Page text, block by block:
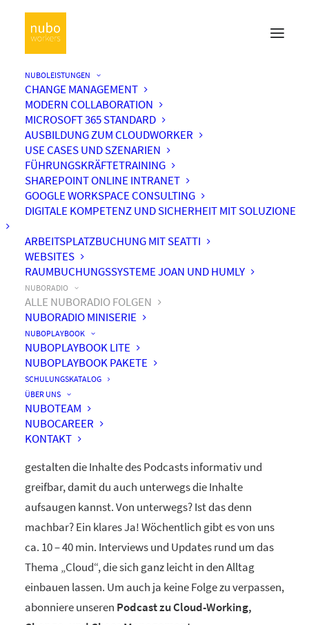
NUBOLEISTUNGEN
CHANGE MANAGEMENT
MODERN COLLABORATION
MICROSOFT 365 STANDARD
AUSBILDUNG ZUM CLOUDWORKER
USE CASES UND SZENARIEN
FÜHRUNGSKRÄFTETRAINING
SHAREPOINT ONLINE INTRANET
GOOGLE WORKSPACE CONSULTING
DIGITALE KOMPETENZ UND SICHERHEIT MIT SOLUZIONE
ARBEITSPLATZBUCHUNG MIT SEATTI
WEBSITES
RAUMBUCHUNGSSYSTEME JOAN UND HUMLY
NUBORADIO
ALLE NUBORADIO FOLGEN
NUBORADIO MINISERIE
NUBOPLAYBOOK
NUBOPLAYBOOK LITE
NUBOPLAYBOOK PAKETE
SCHULUNGSKATALOG
ÜBER UNS
NUBOTEAM
NUBOCAREER
KONTAKT
by nuboworkers GmbH
Herzlich Willkommen! Du hast nuboRadio – unseren
ganz eigenenPodcast zur Digitalisierung
Unsere beiden Moderatoren Dominique und Markus
gestalten die Inhalte des Podcasts informativ und
greifbar, damit du auch unterwegs die Inhalte
aufsaugen kannst. Von unterwegs? Ist das denn
machbar? Ein klares Ja! Wöchentlich gibt es von uns
ca. 10 – 40 min. Interviews und Updates rund um das
Thema „Cloud“, die sich ganz leicht in den Alltag
einbauen lassen. Um auch ja keine Folge zu verpassen,
abonniere unseren Podcast zu Cloud-Working,